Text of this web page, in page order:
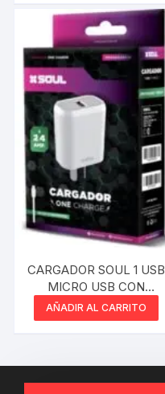
CARGADOR SOUL 1 USB
MICRO USB CON
CABLE SEPARADO 2.4A
AÑADIR AL CARRITO